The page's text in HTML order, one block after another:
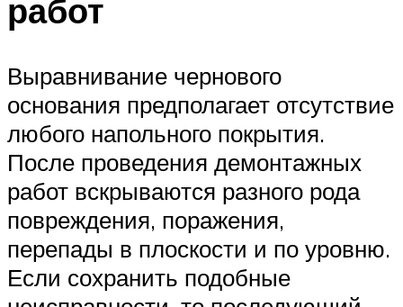
работ
Выравнивание чернового
основания предполагает отсутствие
любого напольного покрытия.
После проведения демонтажных
работ вскрываются разного рода
повреждения, поражения,
перепады в плоскости и по уровню.
Если сохранить подобные